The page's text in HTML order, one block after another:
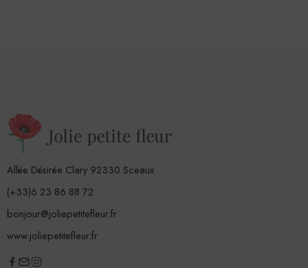
Allée Désirée Clary 92330 Sceaux
(+33)6 23 86 88 72
bonjour@joliepetitefleur.fr
www.joliepetitefleur.fr